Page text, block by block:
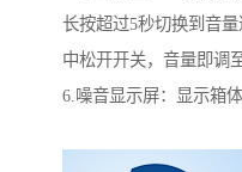
长按超过5秒切换到音
中松开开关，音量即调
6.噪音显示屏：显示箱